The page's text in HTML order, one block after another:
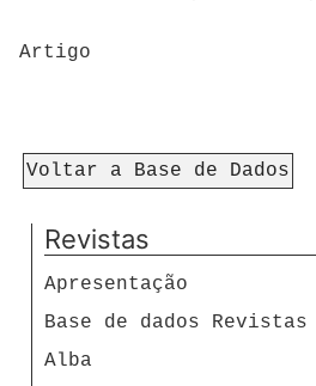
Artigo
Voltar a Base de Dados
Revistas
Apresentação
Base de dados Revistas
Alba